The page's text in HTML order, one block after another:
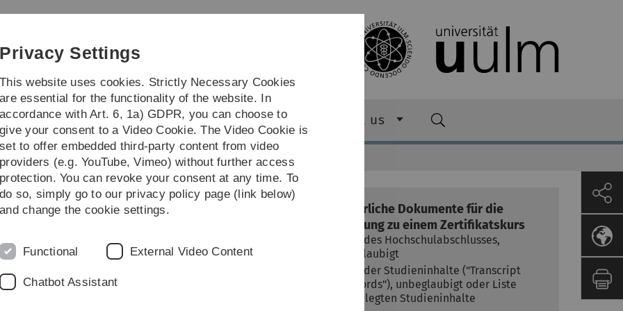
Skip
Skip
Skip
Skip
education formats Projects About us
im Kontext des
Felder aus und überprüfen Sie Ihre
of Advanced Professional Studies (SAPS) für das
Erforderliche Dokumente für die
Anmeldung zu einem Zertifikatskurs
Kopie des Hochschulabschlusses,
unbeglaubigt
Kopie der Studieninhalte ("Transcript
of records"), unbeglaubigt oder Liste
der belegten Studieninhalte
Privacy Settings
This website uses cookies. Strictly Necessary Cookies
are essential for the functionality of the website. In
accordance with Art. 6, 1a) GDPR, you can choose to
give your consent to a Video Cookie. The Video Cookie is
set to offer embedded third-party content from video
providers (e.g. YouTube, Vimeo) without further access
protection. You can revoke your consent at any time. To
do so, simply go to our privacy policy page (link below)
and change the cookie settings.
Functional External Video Content
Chatbot Assistant